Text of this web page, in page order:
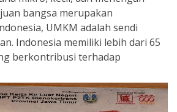
bangsa merupakan
UMKM adalah sendi
Indonesia memiliki lebih dari 65
berkontribusi terhadap